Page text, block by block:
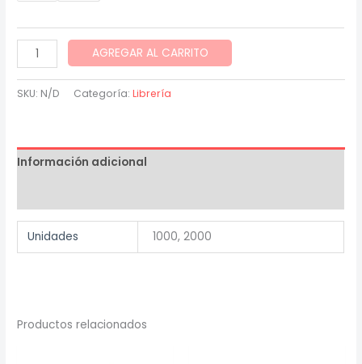
Paquete
de
Mini
madera
cantidad
AGREGAR AL CARRITO
SKU: N/D Categoría:Librería
Información adicional
Unidades 1000, 2000
Productos relacionados